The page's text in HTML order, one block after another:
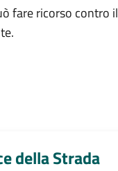
fare ricorso contro il
della Strada